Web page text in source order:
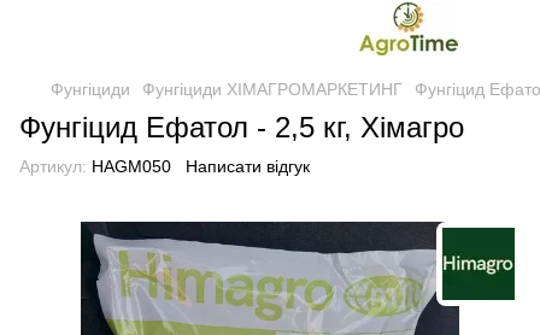
Фунгіциди Фунгіциди ХІМАГРОМАРКЕТИНГ Фунгіцид
Фунгіцид Ефатол - 2,5 кг, Хімагро
Артикул: HAGM050 Написати відгук